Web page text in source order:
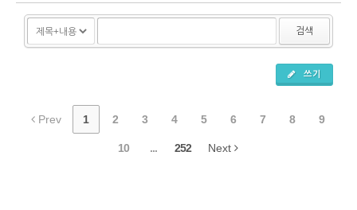
검색
쓰기
Prev 1 2 3 4 5 6 7 8 9
10 ... 252 Next